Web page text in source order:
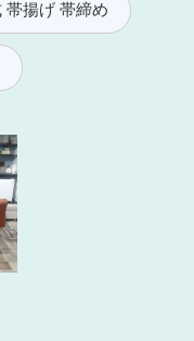
帯揚げ 帯締め